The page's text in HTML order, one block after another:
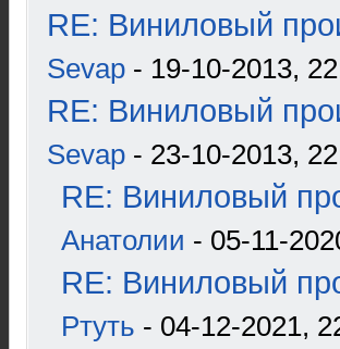
RE: Виниловый
Sevap - 19-10-2013,
RE: Виниловый
Sevap - 23-10-2013,
RE: Виниловый
Анатолии - 05-11-
RE: Виниловый
Ртуть - 04-12-2021,